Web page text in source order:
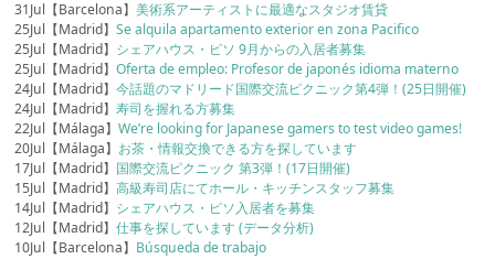
31Jul【Barcelona】美術系アーティストに最適なスタジオ賃貸
25Jul【Madrid】Se alquila apartamento exterior en zona Pacifico
25Jul【Madrid】 シェアハウス・ピソ 9月からの入居者募集
25Jul【Madrid】Oferta de empleo: Profesor de japonés idioma materno
24Jul【Madrid】今話題のマドリード国際交流ピクニック第4弾！(25日開催)
24Jul【Madrid】寿司を握れる方募集
22Jul【Málaga】We’re looking for Japanese gamers to test video games!
20Jul【Málaga】 お茶・情報交換できる方を探しています
17Jul【Madrid】 国際交流ピクニック 第3弾！(17日開催)
15Jul【Madrid】高級寿司店にてホール・キッチンスタッフ募集
14Jul【Madrid】 シェアハウス・ピソ入居者を募集
12Jul【Madrid】仕事を探しています (データ分析)
10Jul【Barcelona】 Búsqueda de trabajo